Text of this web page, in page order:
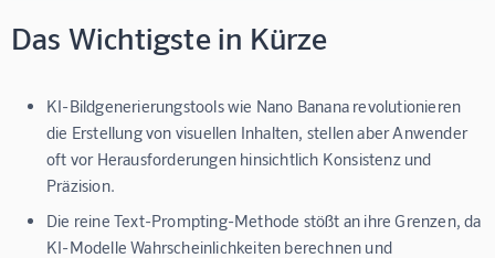
Das Wichtigste in Kürze
KI-Bildgenerierungstools wie Nano Banana revolutionieren
die Erstellung von visuellen Inhalten, stellen aber Anwender
oft vor Herausforderungen hinsichtlich Konsistenz und
Präzision.
Die reine Text-Prompting-Methode stößt an ihre Grenzen, da
KI-Modelle Wahrscheinlichkeiten berechnen und